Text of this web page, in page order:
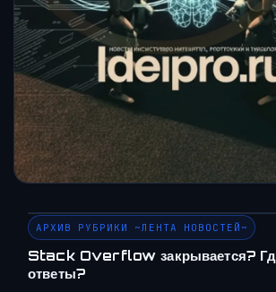
АРХИВ РУБРИКИ ~ЛЕНТА НОВОСТЕЙ~
Stack Overflow закрывается?
ответы?